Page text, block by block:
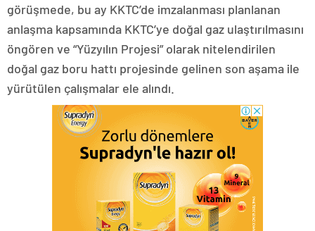
görüşmede, bu ay KKTC’de imzalanması planlanan
anlaşma kapsamında KKTC’ye doğal gaz ulaştırılmasını
öngören ve “Yüzyılın Projesi” olarak nitelendirilen
doğal gaz boru hattı projesinde gelinen son aşama ile
yürütülen çalışmalar ele alındı.